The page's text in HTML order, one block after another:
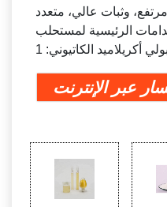
وثبات عالي، متعدد
الرئيسية لمستحلب
عبر الإنترنت